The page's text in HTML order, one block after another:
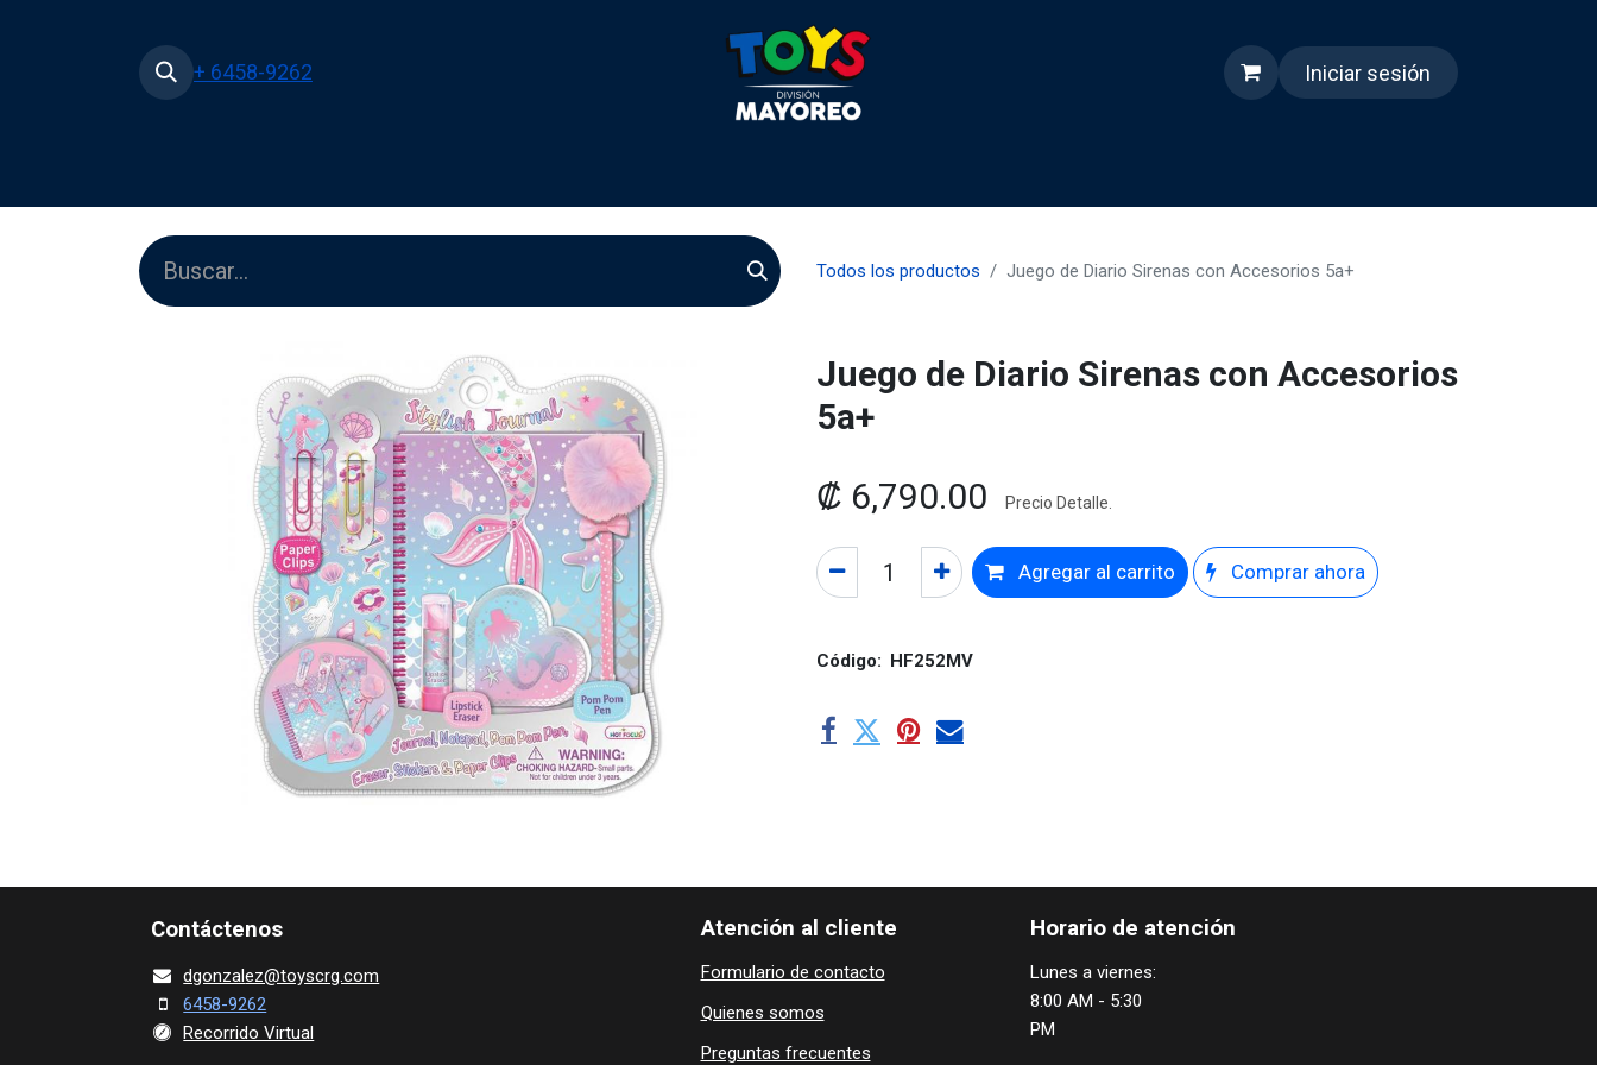
+ 6458-9262 Iniciar sesión
Todos los productos Juego de Diario Sirenas con Accesorios 5a+
Juego de Diario Sirenas con Accesorios
5a+
₡ 6,790.00 Precio Detalle.
Agregar al carrito Comprar ahora
Código: HF252MV
Contácte​nos
dgonza​lez@toy​scrg.c​o​m
6458-9262
Recorrido Virtual
Horario de atención
Lunes a viernes:
8:00 AM - 5:30
PM
Atención al cliente
Formulario de contacto
Quienes ​som​​​os
Preguntas frecuentes